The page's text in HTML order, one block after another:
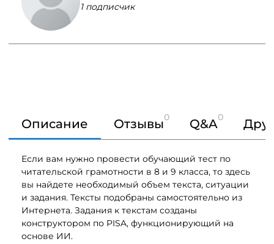
1 подписчик
Описание Отзывы0 Q&A0
Если вам нужно провести обучающий тест по
читательской грамотности в 8 и 9 класса, то здесь
вы найдете необходимый объем текста, ситуации
и задания. Тексты подобраны самостоятельно из
Интернета. Задания к текстам созданы
конструктором по PISA, функционирующий на
основе ИИ.